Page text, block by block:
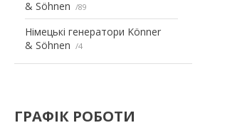
& Söhnen
89
Німецькі генератори Könner
& Söhnen
4
ГРАФІК РОБОТИ